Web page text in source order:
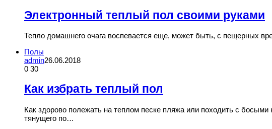
Электронный теплый пол своими руками
Тепло домашнего очага воспевается еще, может быть, с пещерных
Полы
admin26.06.2018
0 30
Как избрать теплый пол
Как здорово полежать на теплом песке пляжа или походить с
тянущего по…